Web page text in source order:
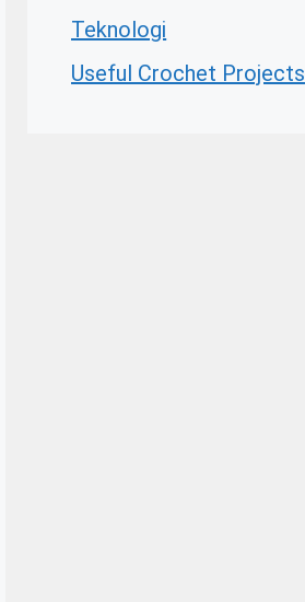
Teknologi
Useful Crochet Projects